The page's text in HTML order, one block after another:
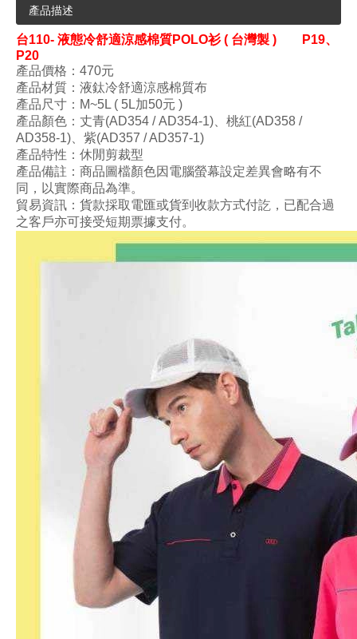
產品描述
台110- 液態冷舒適涼感棉質POLO衫 ( 台灣製 ) P19、
P20
產品價格：470元
產品材質：液鈦冷舒適涼感棉質布
產品尺寸 ：M~5L ( 5L加50元 )
產品顏色：丈青(AD354 / AD354-1)
桃紅(AD358 /
AD358-1) 、紫(AD357 / AD357-1)
產品特性：休閒剪裁型
產品備註：商品圖檔顏色因電腦螢幕設定差異會略有不
同，以實際商品為準。
貿易資訊：貨款採取電匯或貨到收款方式付訖，已配合過
之客戶亦可接受短期票據支付。